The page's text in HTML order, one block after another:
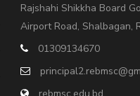
Rajshahi Shikkha Board
Airport Road, Shalbagan,
01309134670
rebmsc.edu.bd